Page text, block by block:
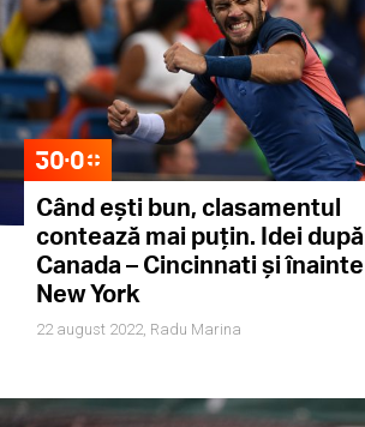
Când ești bun, clasamentul
contează mai puțin. Idei
Canada – Cincinnati și
New York
22 august 2022, Radu Marina